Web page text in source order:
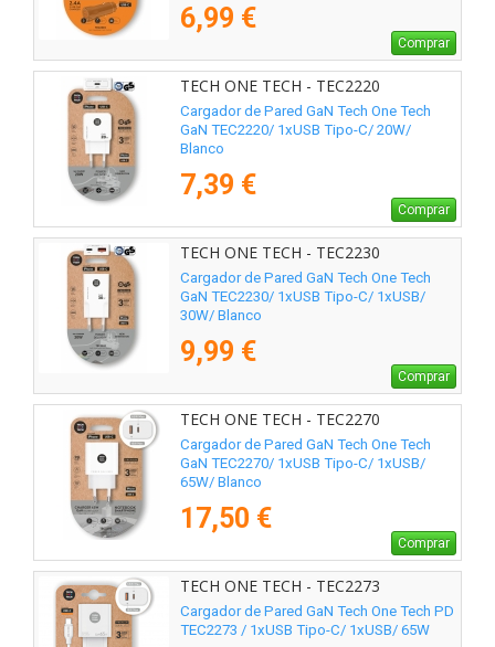
6,99 €
Comprar
TECH ONE TECH - TEC2220
Cargador de Pared GaN Tech One Tech
GaN TEC2220/ 1xUSB Tipo-C/ 20W/
Blanco
7,39 €
Comprar
TECH ONE TECH - TEC2230
Cargador de Pared GaN Tech One Tech
GaN TEC2230/ 1xUSB Tipo-C/ 1xUSB/
30W/ Blanco
9,99 €
Comprar
TECH ONE TECH - TEC2270
Cargador de Pared GaN Tech One Tech
GaN TEC2270/ 1xUSB Tipo-C/ 1xUSB/
65W/ Blanco
17,50 €
Comprar
TECH ONE TECH - TEC2273
Cargador de Pared GaN Tech One Tech PD
TEC2273 / 1xUSB Tipo-C/ 1xUSB/ 65W